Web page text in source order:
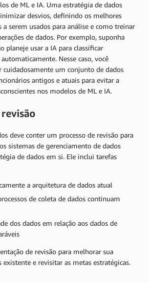
de ML e IA. Uma estratégia de dados
desvios, definindo os melhores
a serem usados para análise e como treinar
de dados. Por exemplo, suponha
planeje usar a IA para classificar
Nesse caso, você
cuidadosamente um conjunto de dados
antigos e atuais para evitar a
nos modelos de ML e IA.
deve conter um processo de revisão para
sistemas de gerenciamento de dados
de dados em si. Ele inclui tarefas
a arquitetura de dados atual
de coleta de dados continuam
dos dados em relação aos dados de
de revisão para melhorar sua
existente e revisitar as metas estratégicas.